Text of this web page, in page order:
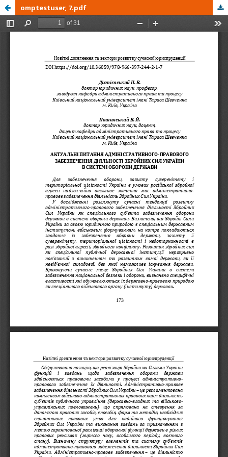
omptestuser, 7.pdf